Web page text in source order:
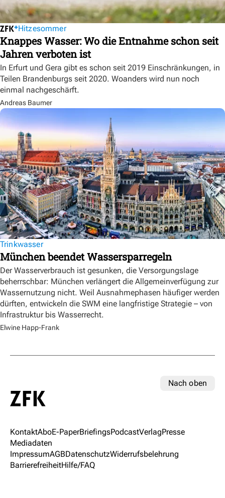
Hitzesommer
Knappes Wasser: Wo die Entnahme schon seit
Jahren verboten ist
In Erfurt und Gera gibt es schon seit 2019 Einschränkungen, in
Teilen Brandenburgs seit 2020. Woanders wird nun noch
einmal nachgeschärft.
Andreas Baumer
Trinkwasser
München beendet Wassersparregeln
Der Wasserverbrauch ist gesunken, die Versorgungslage
beherrschbar: München verlängert die Allgemeinverfügung zur
Wassernutzung nicht. Weil Ausnahmephasen häufiger werden
dürften, entwickeln die SWM eine langfristige Strategie – von
Infrastruktur bis Wasserrecht.
Elwine Happ-Frank
Nach oben
KontaktAboE-PaperBriefingsPodcastVerlagPresse
Mediadaten
ImpressumAGBDatenschutzWiderrufsbelehrung
BarrierefreiheitHilfe/FAQ